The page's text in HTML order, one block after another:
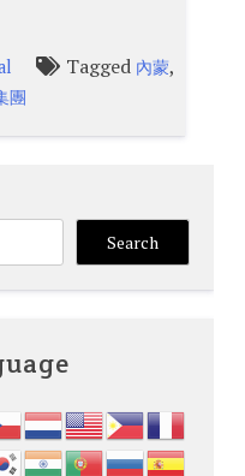
Tagged 內蒙,
團
Search